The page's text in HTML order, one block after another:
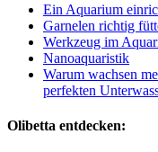
Ein Aquarium
Garnelen richtig
Werkzeug im
Nanoaquaristik
Warum wachsen
perfekten
Olibetta entdecken: